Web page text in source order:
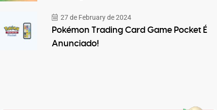
27 de February de 2024
Pokémon Trading Card Game Pocket É
Anunciado!